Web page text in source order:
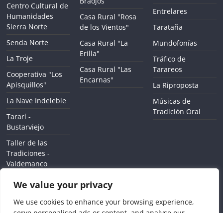
We value your privacy
We use cookies to enhance your browsing experience,
Centro Cultural de
Humanidades
Sierra Norte
Senda Norte
La Troje
Cooperativa "Los
Apisquillos"
La Nave Indeleble
Tararí -
Bustarviejo
Taller de las
Tradiciones -
Valdemanco
Casa Rural "Rosa
de los Vientos"
Casa Rural "La
Erilla"
Casa Rural "Las
Encarnas"
Entrelares
Tarataña
Mundofonías
Tráfico de
Tarareos
La Riproposta
Músicas de
Tradición Oral